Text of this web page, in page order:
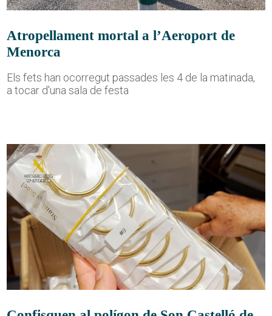
Atropellament mortal a l’Aeroport de
Menorca
Els fets han ocorregut passades les 4 de la matinada,
a tocar d'una sala de festa